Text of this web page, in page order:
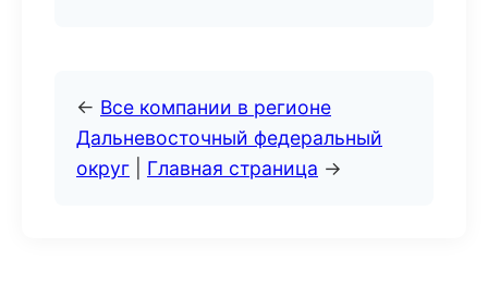
← Все компании в регионе
Дальневосточный федеральный
округ
Главная страница →